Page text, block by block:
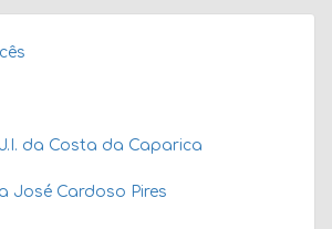
da Costa da Caparica
José Cardoso Pires